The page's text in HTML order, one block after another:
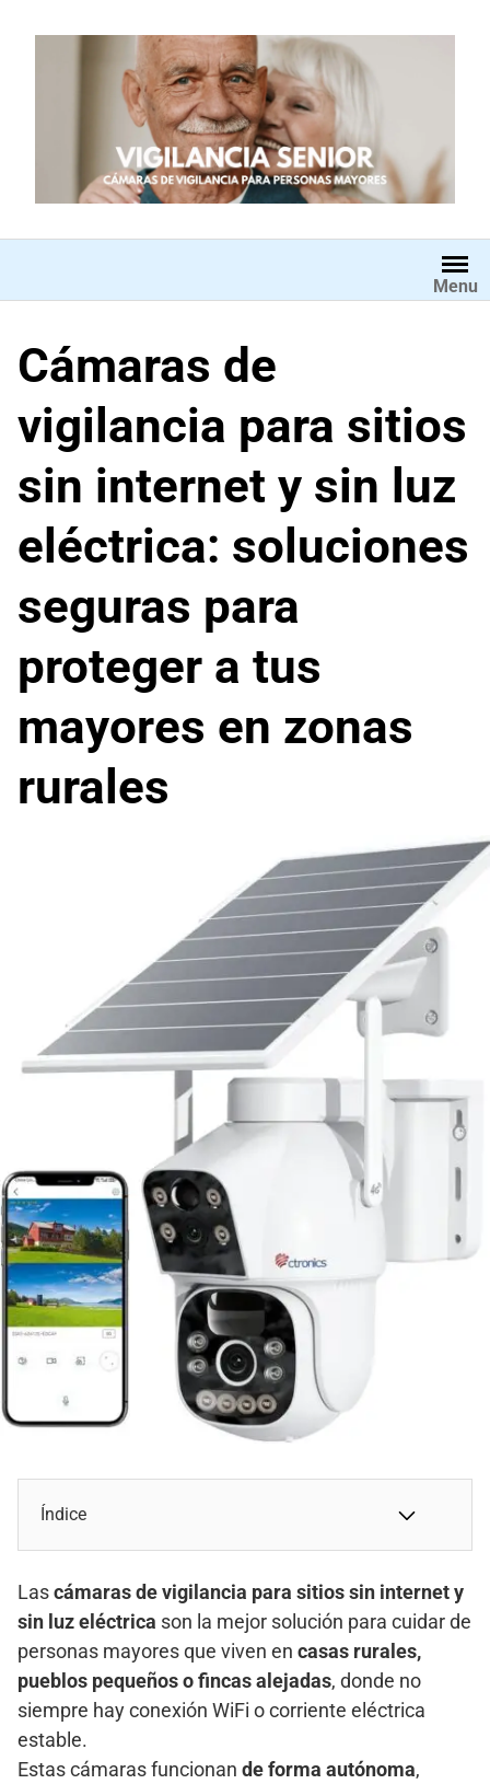
Menu
Cámaras de
vigilancia para sitios
sin internet y sin luz
eléctrica: soluciones
seguras para
proteger a tus
mayores en zonas
rurales
Índice
Lascámaras de vigilancia para sitios sin internet y
sin luz eléctrica son la mejor solución para cuidar de
personas mayores que viven en casas rurales,
pueblos pequeños o fincas alejadas, donde no
siempre hay conexión WiFi o corriente eléctrica
estable.
Estas cámaras funcionan de forma autónoma,